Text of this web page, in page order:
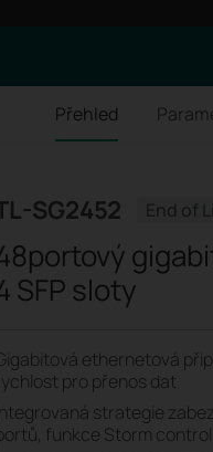
Přehled
SG2452 End of
SFP sloty
ethernetová
pro přenos dat
Integrovaná strategie
funkce Storm